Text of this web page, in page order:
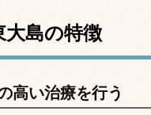
大島の特徴
高い治療を行う